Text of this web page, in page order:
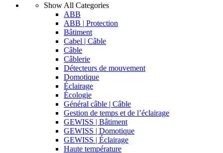
Show All Categories
ABB
ABB | Protection
Bâtiment
Cabel | Câble
Câble
Câblerie
Détecteurs de mouvement
Domotique
Éclairage
Écologie
Général câble | Câble
Gestion de temps et de l’éclairage
GEWISS | Bâtiment
GEWISS | Domotique
GEWISS | Éclairage
Haute température